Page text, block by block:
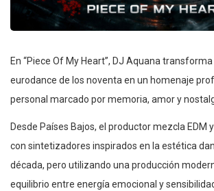
En “Piece Of My Heart”, DJ Aquana
eurodance de los noventa en un homenaje
personal marcado por memoria, amor y
Desde Países Bajos, el productor mezcla EDM
con sintetizadores inspirados en la estética
década, pero utilizando una producción
equilibrio entre energía emocional y